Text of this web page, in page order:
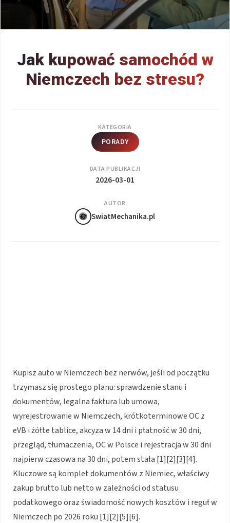
Jak kupować samochód w
Niemczech bez stresu?
KATEGORIA
PORADY
DATA PUBLIKACJI
2026-03-01
AUTOR
SwiatMechanika.pl
Kupisz auto w Niemczech bez nerwów, jeśli od początku
trzymasz się prostego planu: sprawdzenie stanu i
dokumentów, legalna faktura lub umowa,
wyrejestrowanie w Niemczech, krótkoterminowe OC z
eVB i żółte tablice, akcyza w 14 dni i płatność w 30 dni,
przegląd, tłumaczenia, OC w Polsce i rejestracja w 30 dni
najpierw czasowa na 30 dni, potem stała [1][2][3][4].
Kluczowe są komplet dokumentów z Niemiec, właściwy
zakup brutto lub netto w zależności od statusu
podatkowego oraz świadomość nowych kosztów i reguł w
Niemczech po 2026 roku [1][2][5][6].